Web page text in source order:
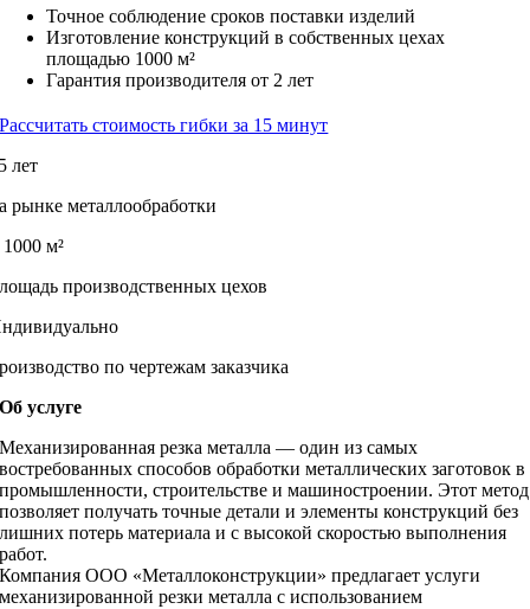
Точное соблюдение сроков поставки изделий
Изготовление конструкций в собственных цехах
площадью 1000 м²
Гарантия производителя от 2 лет
Рассчитать стоимость гибки за 15 минут
лет
рынке металлообработки
м²
производственных цехов
по чертежам заказчика
Об услуге
Механизированная резка металла — один из самых
востребованных способов обработки металлических заготовок в
промышленности, строительстве и машиностроении. Этот метод
позволяет получать точные детали и элементы конструкций без
лишних потерь материала и с высокой скоростью выполнения
работ.
Компания ООО «Металлоконструкции» предлагает услуги
механизированной резки металла с использованием